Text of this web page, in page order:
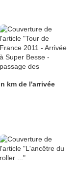
km de l'arrivée